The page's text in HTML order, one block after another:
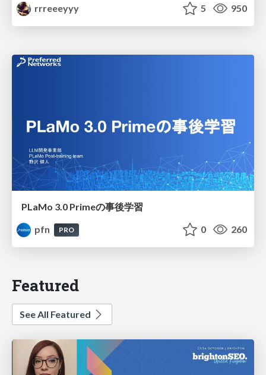
rrreeeyyy
5 950
PLaMo 3.0 Primeの事後学習
pfn
PRO 0 260
Featured
See All Featured